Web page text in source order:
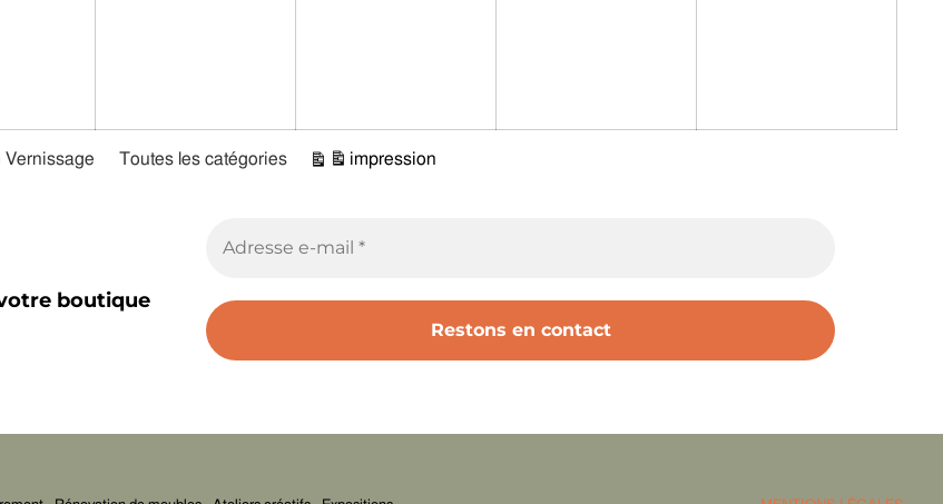
Vernissage Toutes les catégories
Vue
impression
boutique